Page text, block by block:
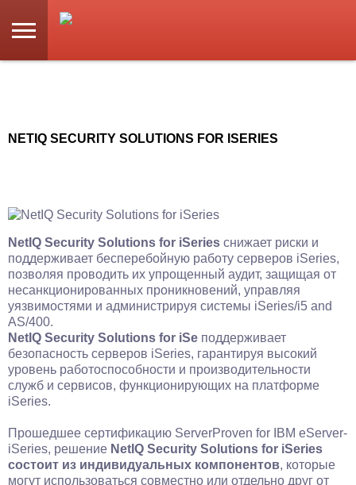
NETIQ SECURITY SOLUTIONS FOR ISERIES
NetIQ Security Solutions for iSeries снижает риски и
поддерживает бесперебойную работу серверов iSeries,
позволяя проводить их упрощенный аудит, защищая от
несанкционированных проникновений, управляя
уязвимостями и администрируя системы iSeries/i5 and
AS/400.
NetIQ Security Solutions for iSe поддерживает
безопасность серверов iSeries, гарантируя высокий
уровень работоспособности и производительности
служб и сервисов, функционирующих на платформе
iSeries.
Прошедшее сертификацию ServerProven for IBM eServer-
iSeries, решение NetIQ Security Solutions for iSeries
состоит из индивидуальных компонентов, которые
могут использоваться совместно или отдельно друг от